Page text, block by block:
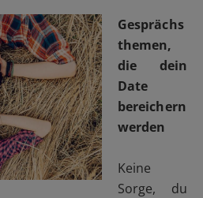
Gesprächs
themen,
die dein
Date
bereichern
werden
Keine
Sorge, du